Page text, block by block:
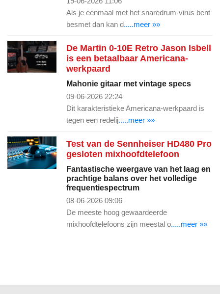
Als je eenmaal met het snaredrum-virus bent
besmet dan kan d.....meer »»
De Martin 0-10E Retro Jason Isbell
is een betaalbaar Americana-
werkpaard
Mahonie gitaar met vintage specs
09-06-2026 22:24
Dit karakteristieke Americana-werkpaard is
tegen een redelij.....meer »»
Test van de Sennheiser HD480 Pro
gesloten mixhoofdtelefoon
Fantastische weergave van het laag en
prachtige balans over het volledige
frequentiespectrum
08-06-2026 09:06
De meeste hoog gewaardeerde
mixhoofdtelefoons zijn meestal o.....meer »»